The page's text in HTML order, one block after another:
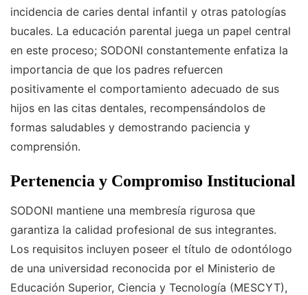
incidencia de caries dental infantil y otras patologías
bucales. La educación parental juega un papel central
en este proceso; SODONI constantemente enfatiza la
importancia de que los padres refuercen
positivamente el comportamiento adecuado de sus
hijos en las citas dentales, recompensándolos de
formas saludables y demostrando paciencia y
comprensión.
Pertenencia y Compromiso Institucional
SODONI mantiene una membresía rigurosa que
garantiza la calidad profesional de sus integrantes.
Los requisitos incluyen poseer el título de odontólogo
de una universidad reconocida por el Ministerio de
Educación Superior, Ciencia y Tecnología (MESCYT),